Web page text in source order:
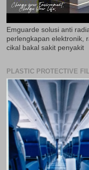
Emguarde solusi anti
perlengkapan elektronik,
cikal bakal sakit penyakit
PLASTIC PROTECTIVE